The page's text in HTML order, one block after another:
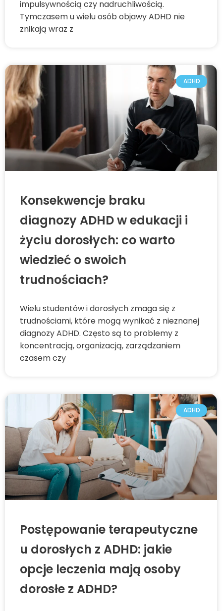
impulsywnością czy nadruchliwością.
Tymczasem u wielu osób objawy ADHD nie
znikają wraz z
ADHD
Konsekwencje braku
diagnozy ADHD w edukacji i
życiu dorosłych: co warto
wiedzieć o swoich
trudnościach?
Wielu studentów i dorosłych zmaga się z
trudnościami, które mogą wynikać z nieznanej
diagnozy ADHD. Często są to problemy z
koncentracją, organizacją, zarządzaniem
czasem czy
ADHD
Postępowanie terapeutyczne
u dorosłych z ADHD: jakie
opcje leczenia mają osoby
dorosłe z ADHD?